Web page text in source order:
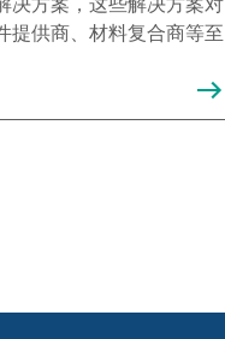
提供商、材料复合商等至